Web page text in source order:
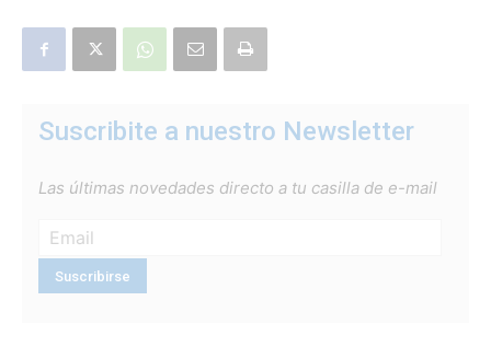
Suscribite a nuestro Newsletter
Las últimas novedades directo a tu casilla de e-mail